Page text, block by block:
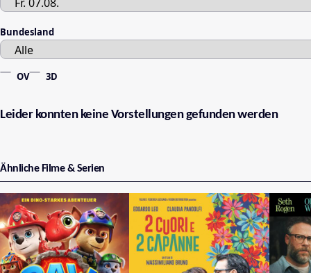
Bundesland
OV 3D
Leider konnten keine Vorstellungen gefunden werden
Ähnliche Filme & Serien